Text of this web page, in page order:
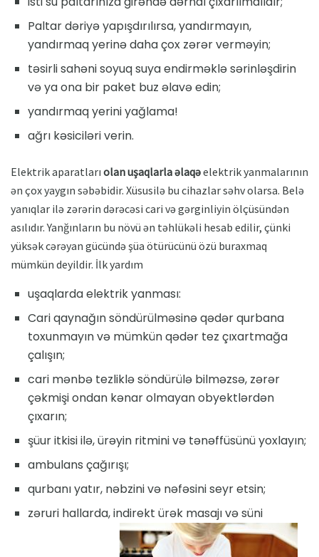
Paltar dəriyə yapışdırılırsa, yandırmayın,
yandırmaq yerinə daha çox zərər verməyin;
təsirli sahəni soyuq suya endirməklə sərinləşdirin
və ya ona bir paket buz əlavə edin;
yandırmaq yerini yağlama!
ağrı kəsiciləri verin.
Elektrik aparatları olan uşaqlarla əlaqəelektrik yanmalarının
ən çox yaygın səbəbidir. Xüsusilə bu cihazlar səhv olarsa. Belə
yanıqlar ilə zərərin dərəcəsi cari və gərginliyin ölçüsündən
asılıdır. Yanğınların bu növü ən təhlükəli hesab edilir, çünki
yüksək cərəyan gücündə şüa ötürücünü özü buraxmaq
mümkün deyildir. İlk yardım
uşaqlarda elektrik yanması:
Cari qaynağın söndürülməsinə qədər qurbana
toxunmayın və mümkün qədər tez çıxartmağa
çalışın;
cari mənbə tezliklə söndürülə bilməzsə, zərər
çəkmişi ondan kənar olmayan obyektlərdən
çıxarın;
şüur itkisi ilə, ürəyin ritmini və tənəffüsünü yoxlayın;
ambulans çağırışı;
qurbanı yatır, nəbzini və nəfəsini seyr etsin;
zəruri hallarda, indirekt ürək masajı və süni